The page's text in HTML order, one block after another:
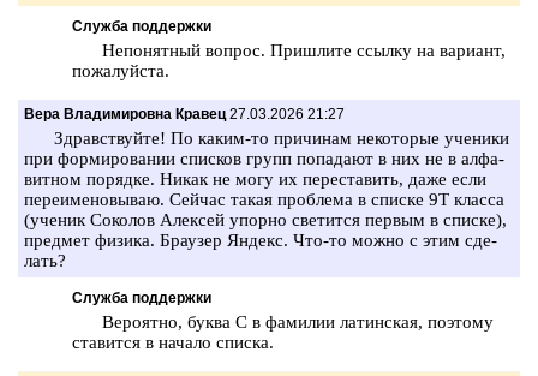
Служба поддержки
Не­по­нят­ный во­прос. При­шли­те ссыл­ку на ва­ри­ант,
по­жа­луй­ста.
Вера Владимировна Кравец 27.03.2026 21:27
Здрав­ствуй­те! По каким-то при­чи­нам не­ко­то­рые уче­ни­ки
при фор­ми­ро­ва­нии спис­ков групп по­па­да­ют в них не в ал­фа­
вит­ном по­ряд­ке. Никак не могу их пе­ре­ста­вить, даже если
пе­ре­име­но­вы­ваю. Сей­час такая про­бле­ма в спис­ке 9Т клас­са
(уче­ник Со­ко­лов Алек­сей упор­но све­тит­ся пер­вым в спис­ке),
пред­мет фи­зи­ка. Бра­у­зер Ян­декс. Что-то можно с этим сде­
лать?
Служба поддержки
Ве­ро­ят­но, буква С в фа­ми­лии ла­тин­ская, по­это­му
ста­вит­ся в на­ча­ло спис­ка.